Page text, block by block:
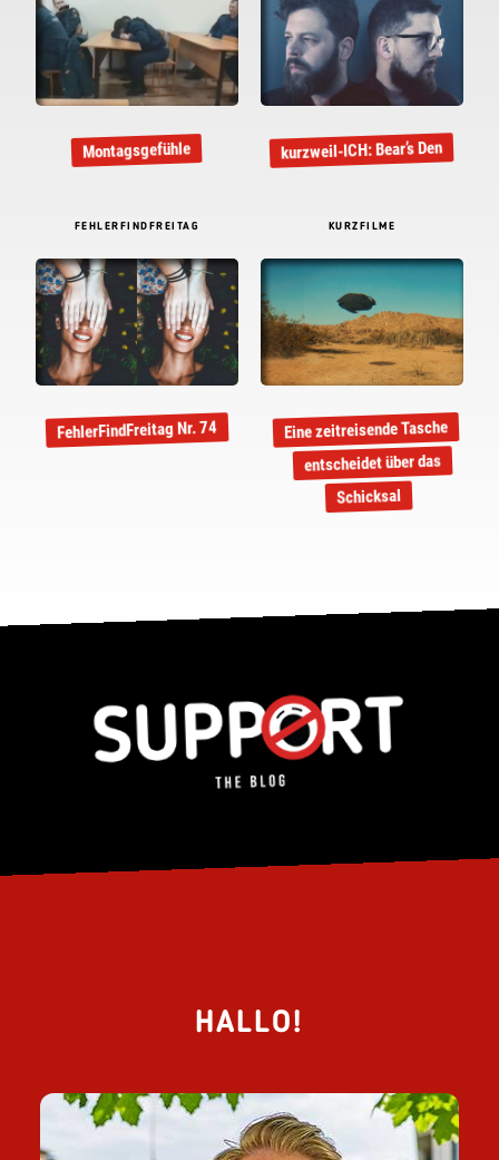
Montagsgefühle kurzweil-ICH: Bear’s Den
FEHLERFINDFREITAG
FehlerFindFreitag Nr. 74
KURZFILME
Eine zeitreisende Tasche
entscheidet über das
Schicksal
HALLO!